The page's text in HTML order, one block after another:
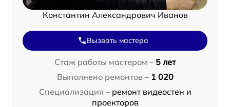
Константин Александрович Иванов
Вызвать мастера
Стаж работы мастером – 5 лет
Выполнено ремонтов – 1 020
Специализация – ремонт видеостен и
проекторов